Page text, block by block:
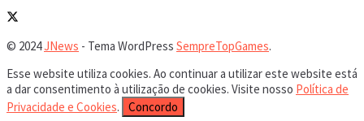
© 2024JNews - Tema WordPress SempreTopGames.
Esse website utiliza cookies. Ao continuar a utilizar este website está
a dar consentimento à utilização de cookies. Visite nosso Política de
Privacidade e Cookies. Concordo